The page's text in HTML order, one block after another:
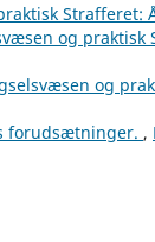
Strafferet:
og praktisk
og
forudsætninger. ,